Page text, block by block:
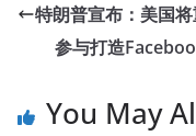
For the first time,
GSEC was willing to
small to large, in just
特朗普宣布：美国
参与打造
You May